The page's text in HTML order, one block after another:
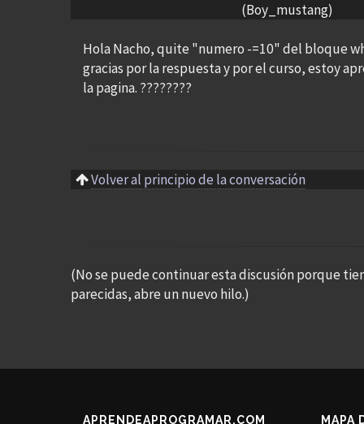
(Boy_mustang)
Hola Nacho, quite "numero -=10" del bloque
gracias por la respuesta y por el curso, estoy
la pagina. ????????
Volver al principio de la conversación
(No se puede continuar esta discusión porque
parecidas, abre un nuevo hilo.)
APRENDEAPROGRAMAR.COM